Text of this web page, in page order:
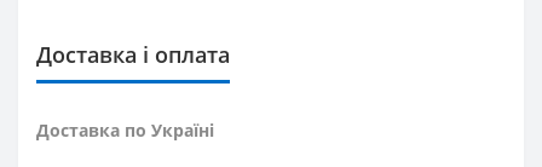
Доставка і оплата
Доставка по Україні